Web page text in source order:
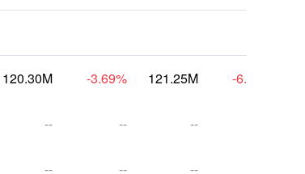
120.30M -3.69% 121.25M -6.51
-- -- --
-- -- --